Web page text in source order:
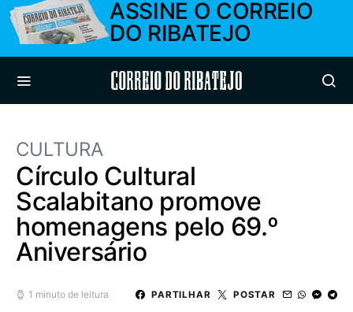
ASSINE O CORREIO
DO RIBATEJO
Correio do Ribatejo
CULTURA
Círculo Cultural
Scalabitano promove
homenagens pelo 69.º
Aniversário
1 minuto de leitura PARTILHAR POSTAR